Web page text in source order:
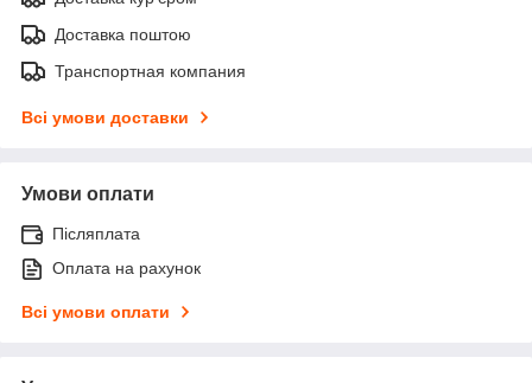
Доставка поштою
Транспортная компания
Всі умови доставки
Умови оплати
Післяплата
Оплата на рахунок
Всі умови оплати